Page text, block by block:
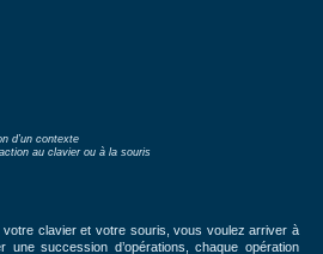
d’un contexte
au clavier ou à la souris
clavier et votre souris, vous voulez arriver à
succession d’opérations, chaque opération